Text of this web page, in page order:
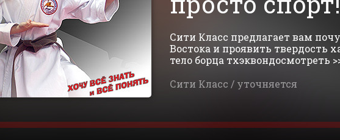
Сити Класс предлагает вам
Востока и проявить твердость
тело борца тхэквондосмотреть
Сити Класс / уточняется